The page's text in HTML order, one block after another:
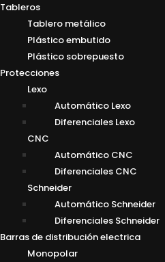
Tableros
Tablero metálico
Plástico embutido
Plástico sobrepuesto
Protecciones
Lexo
Automático Lexo
Diferenciales Lexo
CNC
Automático CNC
Diferenciales CNC
Schneider
Automático Schneider
Diferenciales Schneider
Barras de distribución electrica
Monopolar